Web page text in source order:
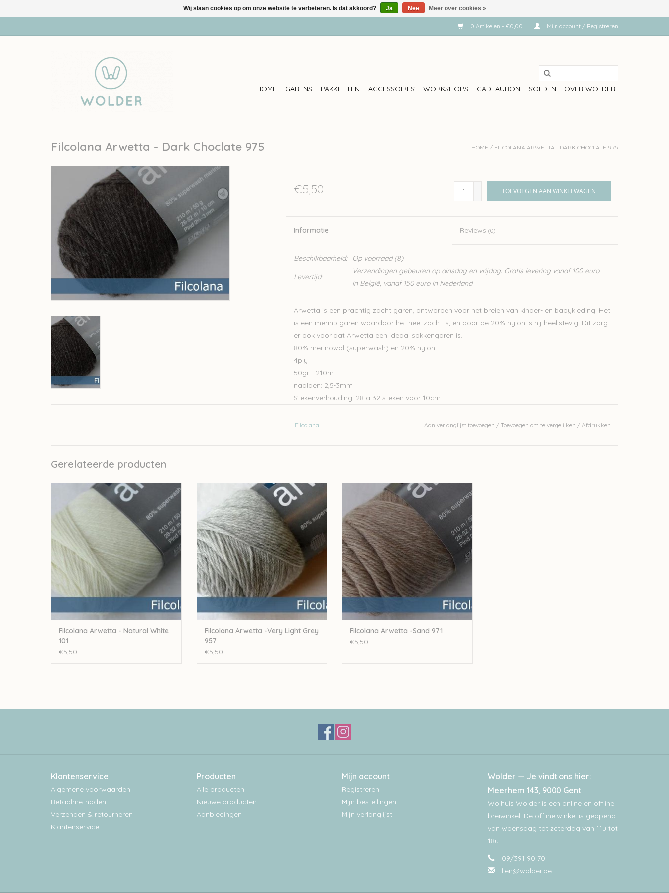
0 Artikelen - €0,00 Mijn account / Registreren
HOME GARENS PAKKETTEN ACCESSOIRES WORKSHOPS CADEAUBON SOLDEN OVER WOLDER
Filcolana Arwetta - Dark Choclate 975 HOME / FILCOLANA ARWETTA - DARK CHOCLATE 975
€5,50
+
-
TOEVOEGEN AAN WINKELWAGEN
Informatie Reviews(0)
Beschikbaarheid: Op voorraad(8)
Levertijd:
Verzendingen gebeuren op dinsdag en vrijdag. Gratis levering vanaf 100 euro
in België, vanaf 150 euro in Nederland
Arwetta is een prachtig zacht garen, ontworpen voor het breien van kinder- en babykleding. Het
is een merino garen waardoor het heel zacht is, en door de 20% nylon is hij heel stevig. Dit zorgt
er ook voor dat Arwetta een ideaal sokkengaren is.
80% merinowol (superwash) en 20% nylon
4ply
50gr - 210m
naalden: 2,5-3mm
Stekenverhouding: 28 a 32 steken voor 10cm
Filcolana Aan verlanglijst toevoegen / Toevoegen om te vergelijken / Afdrukken
Gerelateerde producten
Filcolana Filcolana Arwetta - Natural White
101
TOEVOEGEN AAN WINKELWAGEN
Filcolana Arwetta - Natural White
101
€5,50
Filcolana Filcolana Arwetta -Very Light Grey
957
TOEVOEGEN AAN WINKELWAGEN
Filcolana Arwetta -Very Light Grey
957
€5,50
Filcolana Filcolana Arwetta -Sand 971
TOEVOEGEN AAN WINKELWAGEN
Filcolana Arwetta -Sand 971
€5,50
Klantenservice
Algemene voorwaarden
Betaalmethoden
Verzenden & retourneren
Klantenservice
Producten
Alle producten
Nieuwe producten
Aanbiedingen
Mijn account
Registreren
Mijn bestellingen
Mijn verlanglijst
Wolder — Je vindt ons hier:
Meerhem 143, 9000 Gent
Wolhuis Wolder is een online en offline
breiwinkel. De offline winkel is geopend
van woensdag tot zaterdag van 11u tot
18u.
09/391 90 70
lien@wolder.be
Wij slaan cookies op om onze website te verbeteren. Is dat akkoord? Ja Nee Meer over cookies »